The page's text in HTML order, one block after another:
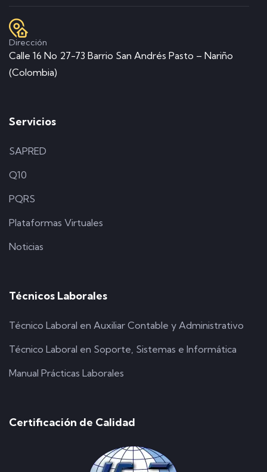
Dirección
Calle 16 No 27-73 Barrio San Andrés Pasto – Nariño
(Colombia)
Servicios
SAPRED
Q10
PQRS
Plataformas Virtuales
Noticias
Técnicos Laborales
Técnico Laboral en Auxiliar Contable y Administrativo
Técnico Laboral en Soporte, Sistemas e Informática
Manual Prácticas Laborales
Certificación de Calidad